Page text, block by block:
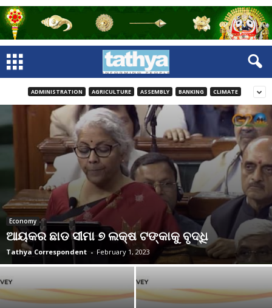
ADMINISTRATION AGRICULTURE ASSEMBLY BANKING CLIMATE
Economy
ଆୟକର ଛାଡ ସୀମା ୭ ଲକ୍ଷ ଟଙ୍କାକୁ ବୃଦ୍ଧି
Tathya Correspondent - February 1, 2023